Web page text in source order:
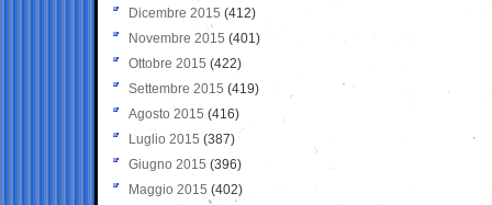
Dicembre 2015 (412)
Novembre 2015 (401)
Ottobre 2015 (422)
Settembre 2015 (419)
Agosto 2015 (416)
Luglio 2015 (387)
Giugno 2015 (396)
Maggio 2015 (402)